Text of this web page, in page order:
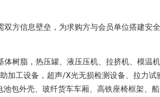
方信息壁垒，为求购方与会员单位搭建安
树脂，热压罐、液压压机、拉挤机、模温
加工设备，超声/X光无损检测设备、拉力试
包外壳、玻纤货车车厢、高铁座椅框架、